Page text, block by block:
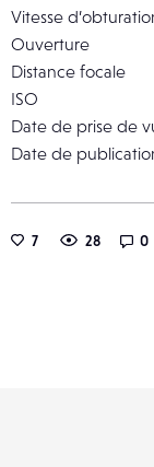
Vitesse
Ouverture
Distance focale
ISO
Date de prise de
Date de
7 28 0